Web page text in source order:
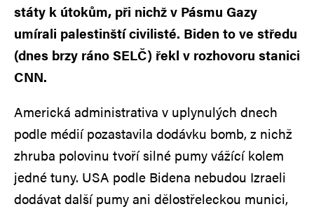
státy k útokům, při nichž v Pásmu Gazy
umírali palestinští civilisté. Biden to ve středu
(dnes brzy ráno SELČ) řekl v rozhovoru stanici
CNN.
Americká administrativa v uplynulých dnech
podle médií pozastavila dodávku bomb, z nichž
zhruba polovinu tvoří silné pumy vážící kolem
jedné tuny. USA podle Bidena nebudou Izraeli
dodávat další pumy ani dělostřeleckou munici,